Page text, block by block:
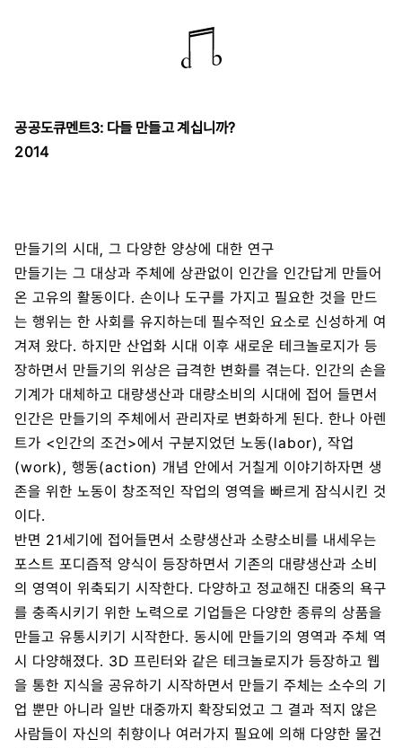
공공도큐멘트3: 다들 만들고 계십니까?
2014
만들기의 시대, 그 다양한 양상에 대한 연구
만들기는 그 대상과 주체에 상관없이 인간을 인간답게 만들어
온 고유의 활동이다. 손이나 도구를 가지고 필요한 것을 만드
는 행위는 한 사회를 유지하는데 필수적인 요소로 신성하게 여
겨져 왔다. 하지만 산업화 시대 이후 새로운 테크놀로지가 등
장하면서 만들기의 위상은 급격한 변화를 겪는다. 인간의 손을
기계가 대체하고 대량생산과 대량소비의 시대에 접어 들면서
인간은 만들기의 주체에서 관리자로 변화하게 된다. 한나 아렌
트가 <인간의 조건>에서 구분지었던 노동(labor), 작업
(work), 행동(action) 개념 안에서 거칠게 이야기하자면 생
존을 위한 노동이 창조적인 작업의 영역을 빠르게 잠식시킨 것
이다.
반면 21세기에 접어들면서 소량생산과 소량소비를 내세우는
포스트 포디즘적 양식이 등장하면서 기존의 대량생산과 소비
의 영역이 위축되기 시작한다. 다양하고 정교해진 대중의 욕구
를 충족시키기 위한 노력으로 기업들은 다양한 종류의 상품을
만들고 유통시키기 시작한다. 동시에 만들기의 영역과 주체 역
시 다양해졌다. 3D 프린터와 같은 테크놀로지가 등장하고 웹
을 통한 지식을 공유하기 시작하면서 만들기 주체는 소수의 기
업 뿐만 아니라 일반 대중까지 확장되었고 그 결과 적지 않은
사람들이 자신의 취향이나 여러가지 필요에 의해 다양한 물건